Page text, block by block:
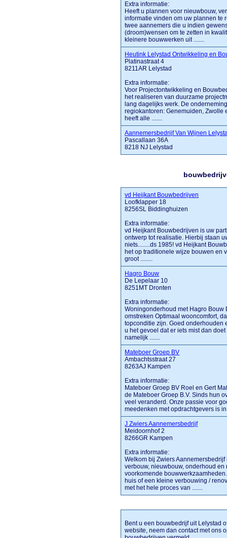
Extra informatie:
Heeft u plannen voor nieuwbouw,
informatie vinden om uw plannen te
twee aannemers die u indien
(droom)wensen om te zetten in
kleinere bouwwerken uit .......
Heutink Lelystad Ontwikkeling en
Platinastraat 4
8211AR Lelystad
Extra informatie:
Voor Projectontwikkeling en
het realiseren van duurzame
lang dagelijks werk. De
regiokantoren: Genemuiden, Zwolle
heeft alle .......
Aannemersbedrijf Van Wijnen
Pascallaan 36A
8218 NJ Lelystad
vd Heijkant Bouwbedrijven
Loofklapper 18
8256SL Biddinghuizen
Extra informatie:
vd Heijkant Bouwbedrijven is uw
ontwerp tot realisatie. Hierbij staan
niets........ds 1985! vd Heijkant
het op traditionele wijze bouwen en
groot ........
Hagro Bouw
De Lepelaar 10
8251MT Dronten
Extra informatie:
Woningonderhoud met Hagro
omstreken Optimaal wooncomfort,
topconditie zijn. Goed onderhouden
u het gevoel dat er iets mist dan
namelijk .......
Mateboer Groep BV
Ambachtsstraat 27
8263AJ Kampen
Extra informatie:
Mateboer Groep BV Roel en Gert
de Mateboer Groep B.V. Sinds hun
veel veranderd. Onze passie voor
meedenken met opdrachtgevers is
J Zwiers Aannemersbedrijf
Meidoornhof 2
8266GR Kampen
Extra informatie:
Welkom bij Zwiers
verbouw, nieuwbouw, onderhoud
voorkomende
huis of een kleine verbouwing /
met het hele proces van .......
Bent u een bouwbedrijf uit Lelystad
website, neem dan contact met ons